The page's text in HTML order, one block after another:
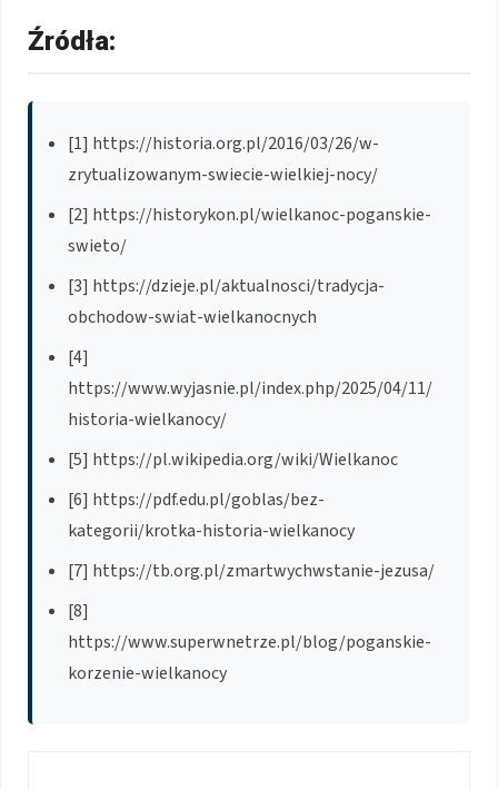
Źródła:
[1] https://historia.org.pl/2016/03/26/w-
zrytualizowanym-swiecie-wielkiej-nocy/
[2] https://historykon.pl/wielkanoc-poganskie-
swieto/
[3] https://dzieje.pl/aktualnosci/tradycja-
obchodow-swiat-wielkanocnych
[4]
https://www.wyjasnie.pl/index.php/2025/04/11/
historia-wielkanocy/
[5] https://pl.wikipedia.org/wiki/Wielkanoc
[6] https://pdf.edu.pl/goblas/bez-
kategorii/krotka-historia-wielkanocy
[7] https://tb.org.pl/zmartwychwstanie-jezusa/
[8]
https://www.superwnetrze.pl/blog/poganskie-
korzenie-wielkanocy